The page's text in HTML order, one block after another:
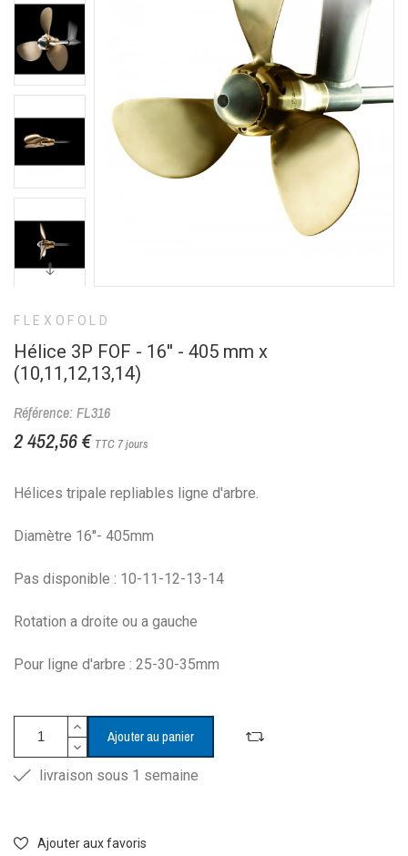
FLEXOFOLD
Hélice 3P FOF - 16'' - 405 mm x
(10,11,12,13,14)
Référence: FL316
2 452,56 € TTC 7 jours
Hélices tripale repliables ligne d'arbre.
Diamètre 16''- 405mm
Pas disponible : 10-11-12-13-14
Rotation a droite ou a gauche
Pour ligne d'arbre : 25-30-35mm
Ajouter au panier
livraison sous 1 semaine
Ajouter aux favoris